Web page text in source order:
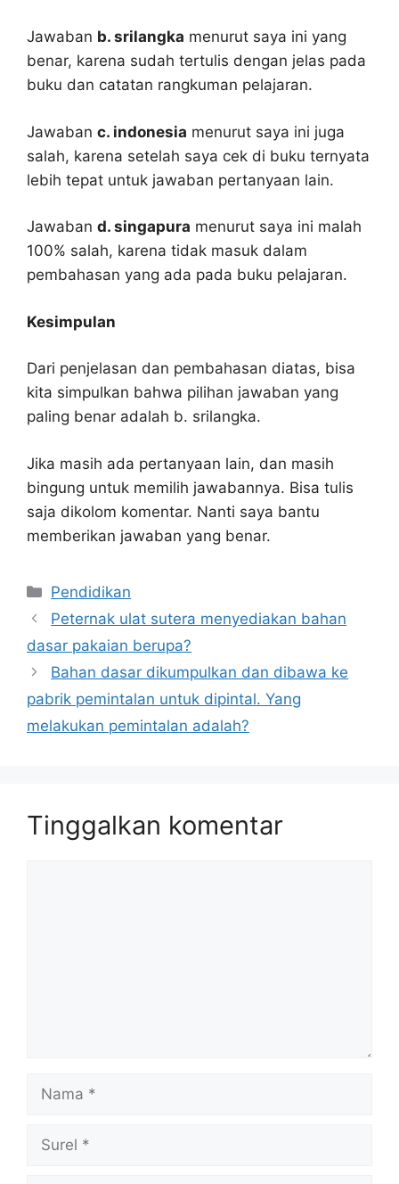
Jawaban b. srilangka menurut saya ini yang
benar, karena sudah tertulis dengan jelas pada
buku dan catatan rangkuman pelajaran.
Jawaban c. indonesia menurut saya ini juga
salah, karena setelah saya cek di buku ternyata
lebih tepat untuk jawaban pertanyaan lain.
Jawaban d. singapura menurut saya ini malah
100% salah, karena tidak masuk dalam
pembahasan yang ada pada buku pelajaran.
Kesimpulan
Dari penjelasan dan pembahasan diatas, bisa
kita simpulkan bahwa pilihan jawaban yang
paling benar adalah b. srilangka.
Jika masih ada pertanyaan lain, dan masih
bingung untuk memilih jawabannya. Bisa tulis
saja dikolom komentar. Nanti saya bantu
memberikan jawaban yang benar.
Kategori
Pendidikan
Peternak ulat sutera menyediakan bahan
dasar pakaian berupa?
Bahan dasar dikumpulkan dan dibawa ke
pabrik pemintalan untuk dipintal. Yang
melakukan pemintalan adalah?
Tinggalkan komentar